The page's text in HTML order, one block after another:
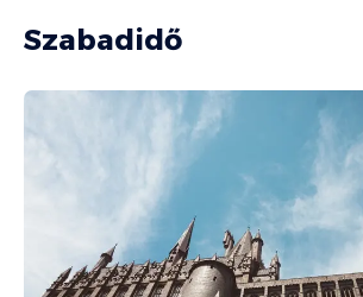
Szabadidő